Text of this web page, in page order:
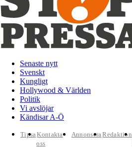
Senaste nytt
Svenskt
Kungligt
Hollywood & Världen
Politik
Vi avslöjar
Kändisar A-Ö
TipsaKontakta
oss
AnnonseraRedaktion